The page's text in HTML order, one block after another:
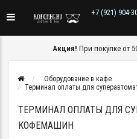
+7 (921) 904-
Акция! При покупке от
Оборудование в кафе
Терминал оплаты для
ТЕРМИНАЛ ОПЛАТЫ ДЛЯ
КОФЕМАШИН